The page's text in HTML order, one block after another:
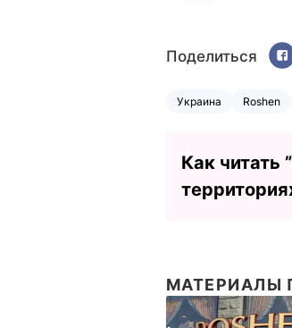
Поделиться
Украина Roshen
Как читать
МАТЕРИАЛЫ